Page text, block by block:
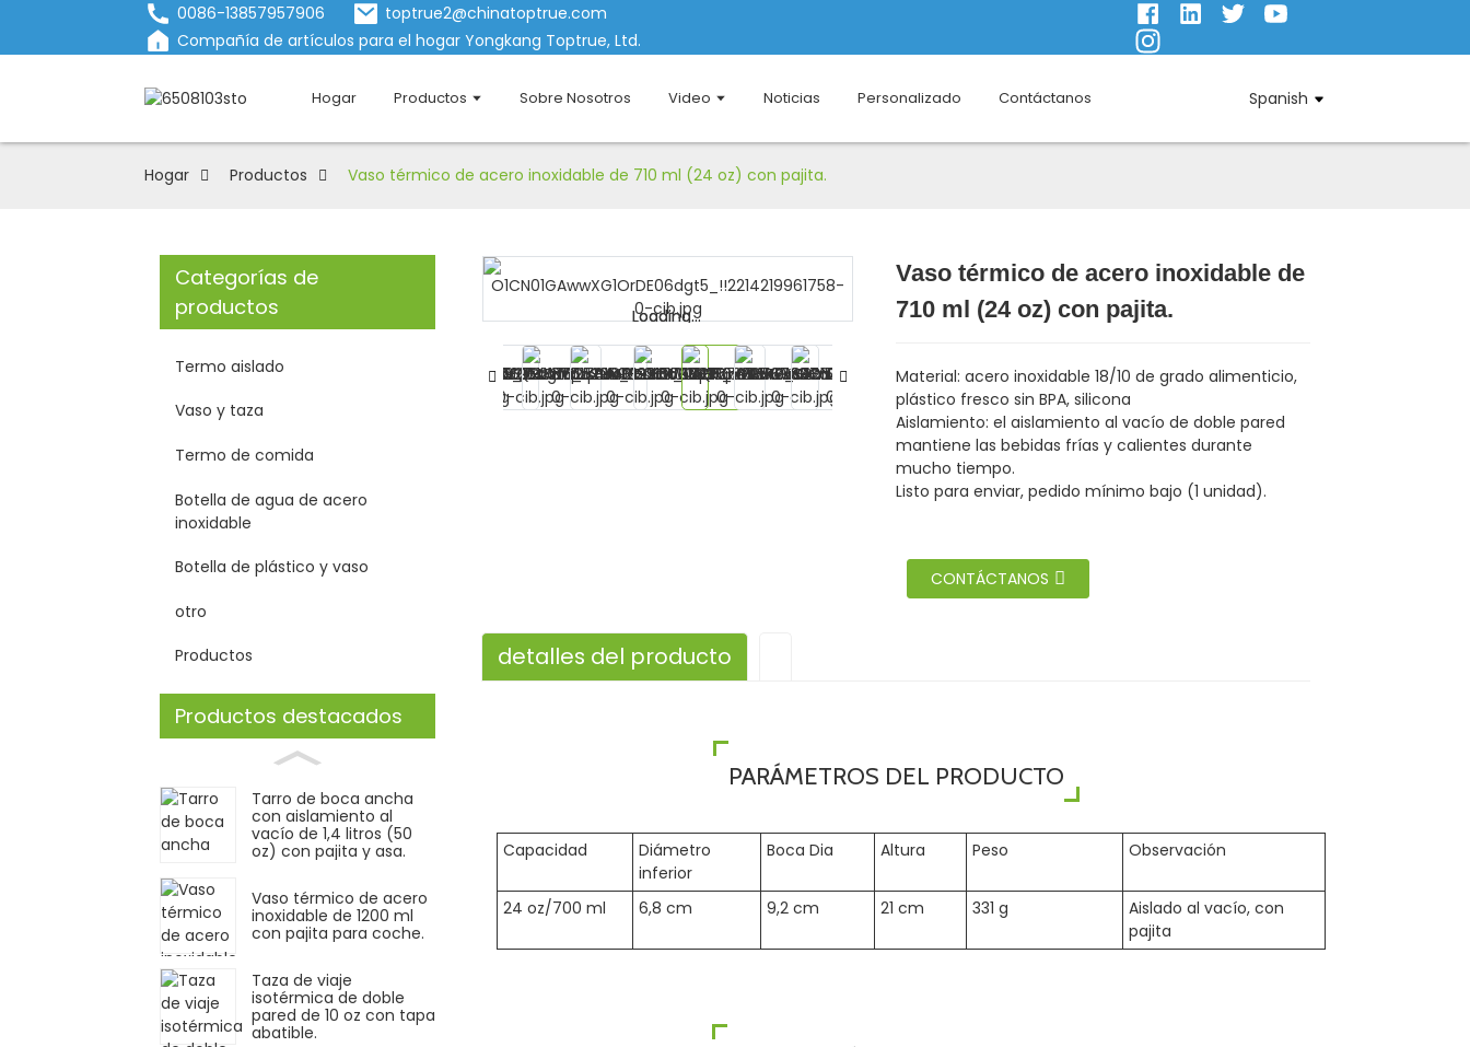
0086-13857957906
toptrue2@chinatoptrue.com
Compañía de artículos para el hogar Yongkang Toptrue, Ltd.
Hogar Productos Sobre Nosotros Video Noticias Personalizado Contáctanos Spanish
Hogar Productos Vaso térmico de acero inoxidable de 710 ml (24 oz) con pajita.
Categorías de
productos
Termo aislado
Vaso y taza
Termo de comida
Botella de agua de acero
inoxidable
Botella de plástico y vaso
otro
Productos
Productos destacados
Tarro de boca ancha
con aislamiento al
vacío de 1,4 litros (50
oz) con pajita y asa.
Vaso térmico de acero
inoxidable de 1200 ml
con pajita para coche.
Taza de viaje
isotérmica de doble
pared de 10 oz con tapa
abatible.
Loading...
Loading...
Loading...
Loading... Loading...
Loading...
Vaso térmico de acero inoxidable de
710 ml (24 oz) con pajita.
Material: acero inoxidable 18/10 de grado alimenticio,
plástico fresco sin BPA, silicona
Aislamiento: el aislamiento al vacío de doble pared
mantiene las bebidas frías y calientes durante
mucho tiempo.
Listo para enviar, pedido mínimo bajo (1 unidad).
CONTÁCTANOS
detalles del producto
PARÁMETROS DEL PRODUCTO
Capacidad
Diámetro
inferior
Boca Dia Altura Peso Observación
24 oz/700 ml 6,8 cm 9,2 cm 21 cm 331 g
Aislado al vacío, con
pajita